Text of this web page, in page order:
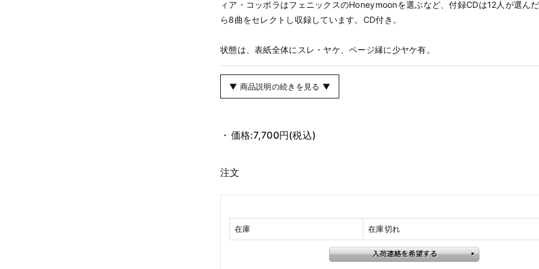
ィア・コッポラはフェニックスのHoneymoonを選ぶなど、付録CDは12人が選ん
ら8曲をセレクトし収録しています。CD付き。
状態は、表紙全体にスレ・ヤケ、ページ縁に少ヤケ有。
▼ 商品説明の続きを見る ▼
価格:7,700円(税込)
注文
在庫 在庫切れ